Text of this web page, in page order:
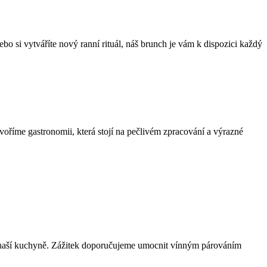
si vytváříte nový ranní rituál, náš brunch je vám k dispozici každý
gastronomii, která stojí na pečlivém zpracování a výrazné
kuchyně. Zážitek doporučujeme umocnit vínným párováním